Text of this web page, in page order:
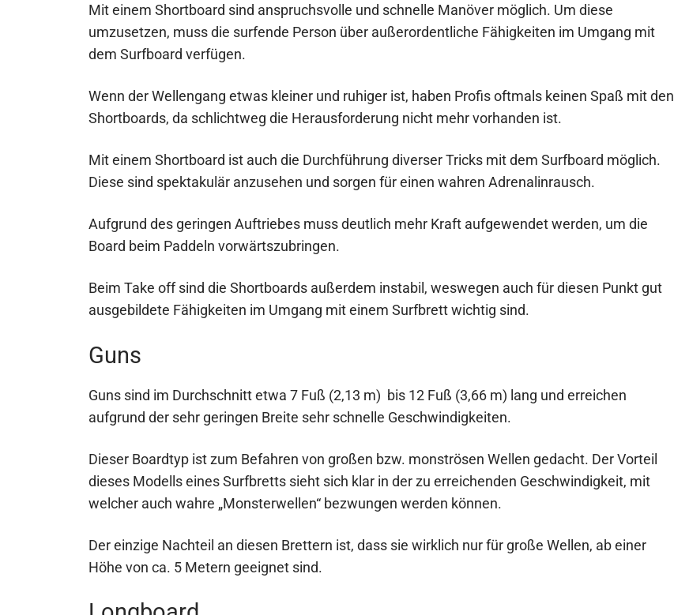
Mit einem Shortboard sind anspruchsvolle und schnelle Manöver möglich. Um diese
umzusetzen, muss die surfende Person über außerordentliche Fähigkeiten im Umgang mit
dem Surfboard verfügen.
Wenn der Wellengang etwas kleiner und ruhiger ist, haben Profis oftmals keinen Spaß mit den
Shortboards, da schlichtweg die Herausforderung nicht mehr vorhanden ist.
Mit einem Shortboard ist auch die Durchführung diverser Tricks mit dem Surfboard möglich.
Diese sind spektakulär anzusehen und sorgen für einen wahren Adrenalinrausch.
Aufgrund des geringen Auftriebes muss deutlich mehr Kraft aufgewendet werden, um die
Board beim Paddeln vorwärtszubringen.
Beim Take off sind die Shortboards außerdem instabil, weswegen auch für diesen Punkt gut
ausgebildete Fähigkeiten im Umgang mit einem Surfbrett wichtig sind.
Guns
Guns sind im Durchschnitt etwa 7 Fuß (2,13 m) bis 12 Fuß (3,66 m) lang und erreichen
aufgrund der sehr geringen Breite sehr schnelle Geschwindigkeiten.
Dieser Boardtyp ist zum Befahren von großen bzw. monströsen Wellen gedacht. Der Vorteil
dieses Modells eines Surfbretts sieht sich klar in der zu erreichenden Geschwindigkeit, mit
welcher auch wahre „Monsterwellen“ bezwungen werden können.
Der einzige Nachteil an diesen Brettern ist, dass sie wirklich nur für große Wellen, ab einer
Höhe von ca. 5 Metern geeignet sind.